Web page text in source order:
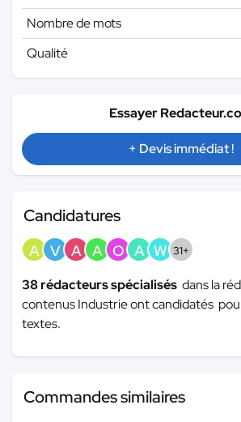
Nombre de mots
Qualité
Essayer
+ Devis immédiat !
Candidatures
A V A A O A W 31+
38 rédacteurs spécialisés dans la
contenus Industrie ont candidatés
textes.
Commandes similaires